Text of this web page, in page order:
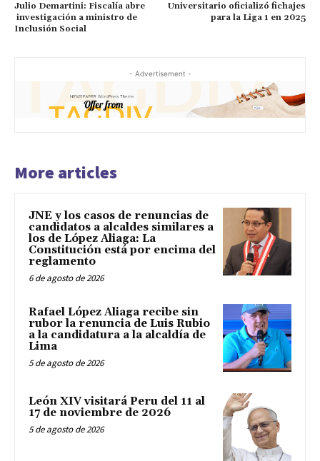
Julio Demartini: Fiscalía abre
investigación a ministro de
Inclusión Social
Universitario oficializó fichajes
para la Liga 1 en 2025
- Advertisement -
More articles
JNE y los casos de renuncias de
candidatos a alcaldes similares a
los de López Aliaga: La
Constitución está por encima del
reglamento
6 de agosto de 2026
Rafael López Aliaga recibe sin
rubor la renuncia de Luis Rubio
a la candidatura a la alcaldía de
Lima
5 de agosto de 2026
León XIV visitará Peru del 11 al
17 de noviembre de 2026
5 de agosto de 2026